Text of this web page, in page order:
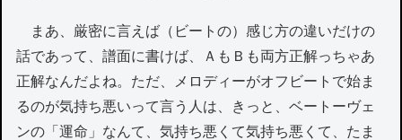
まあ、厳密に言えば（ビートの）感じ方の違いだけの
話であって、譜面に書けば、ＡもＢも両方正解っちゃあ
正解なんだよね。ただ、メロディーがオフビートで始ま
るのが気持ち悪いって言う人は、きっと、ベートーヴェ
ンの「運命」なんて、気持ち悪くて気持ち悪くて、たま